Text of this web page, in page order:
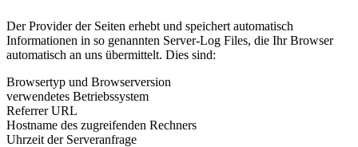
Der Provider der Seiten erhebt und speichert automatisch
Informationen in so genannten Server-Log Files, die Ihr Browser
automatisch an uns übermittelt. Dies sind:
Browsertyp und Browserversion
verwendetes Betriebssystem
Referrer URL
Hostname des zugreifenden Rechners
Uhrzeit der Serveranfrage